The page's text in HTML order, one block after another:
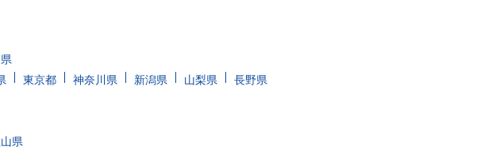
東京都 神奈川県 新潟県 山梨県
長野県
県